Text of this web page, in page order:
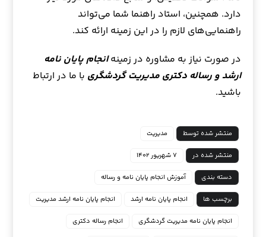
دارد. همچنین، استاد راهنما شما می‌تواند
راهنمایی‌های لازم را در این زمینه ارائه کند.
در صورت نیاز به مشاوره در زمینهانجام پایان نامه
ارشد و رساله دکتری مدیریت گردشگری با ما در ارتباط
باشید.
منتشر شده توسط مدیریت
منتشر شده در ۷ شهریور ۱۴۰۲
دسته بندی آموزش انجام پایان نامه و رساله
برچسب ها انجام پایان نامه ارشد انجام پایان نامه ارشد مدیریت
انجام پایان نامه مدیریت گردشگری انجام رساله دکتری